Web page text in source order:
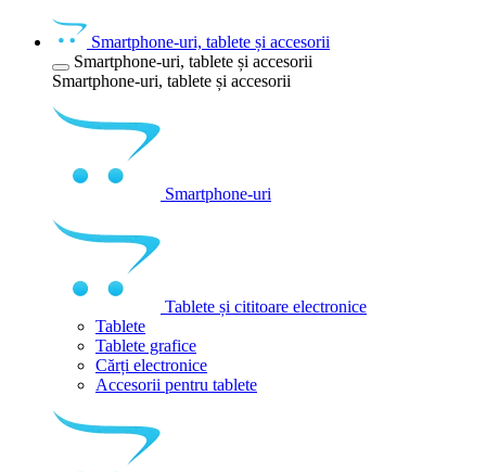
Smartphone-uri, tablete și accesorii
Smartphone-uri, tablete și accesorii
Smartphone-uri, tablete și accesorii
Smartphone-uri
Tablete și cititoare electronice
Tablete
Tablete grafice
Cărți electronice
Accesorii pentru tablete